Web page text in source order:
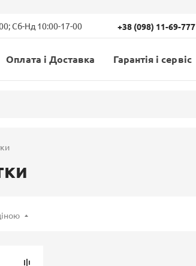
Сб-Нд 10:00-17-00 +38 (098) 11-69-777
Оплата і Доставка Гарантія і сервіс